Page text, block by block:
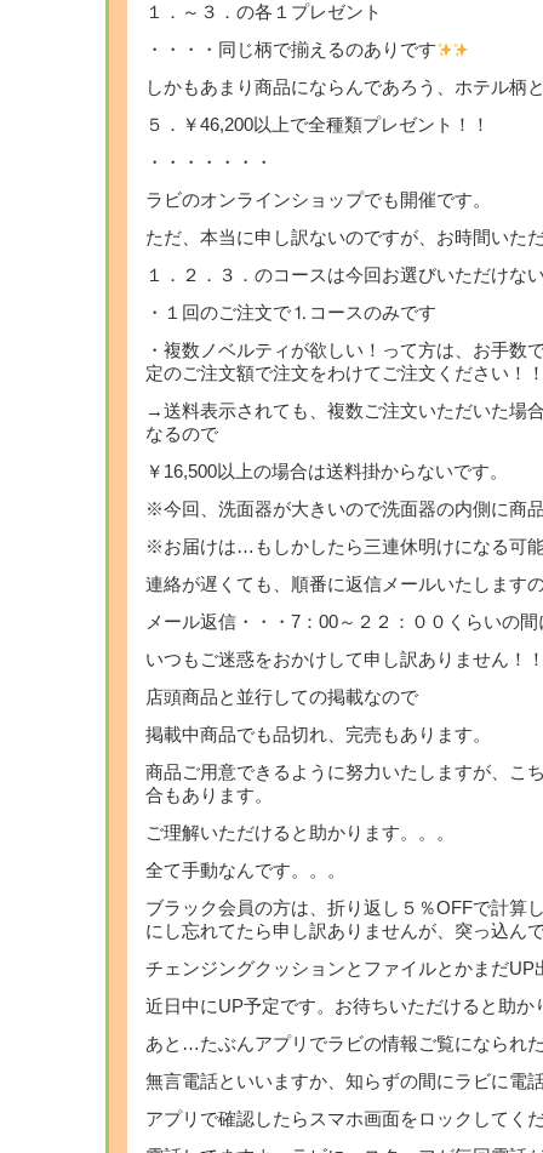
１．～３．の各１プレゼント
・・・・同じ柄で揃えるのありです
しかもあまり商品にならんであろう、ホテル柄
５．￥46,200以上で全種類プレゼント！！
・・・・・・・
ラビのオンラインショップでも開催です。
ただ、本当に申し訳ないのですが、お時間いた
１．２．３．のコースは今回お選びいただけな
・１回のご注文で⒈コースのみです
・複数ノベルティが欲しい！って方は、お手数
定のご注文額で注文をわけてご注文ください！
→送料表示されても、複数ご注文いただいた場
なるので
￥16,500以上の場合は送料掛からないです。
※今回、洗面器が大きいので洗面器の内側に商
※お届けは…もしかしたら三連休明けになる可
連絡が遅くても、順番に返信メールいたします
メール返信・・・7：00～２２：００くらいの
いつもご迷惑をおかけして申し訳ありません！
店頭商品と並行しての掲載なので
掲載中商品でも品切れ、完売もあります。
商品ご用意できるように努力いたしますが、こ
合もあります。
ご理解いただけると助かります。。。
全て手動なんです。。。
ブラック会員の方は、折り返し５％OFFで計算
にし忘れてたら申し訳ありませんが、突っ込ん
チェンジングクッションとファイルとかまだ
近日中にUP予定です。お待ちいただけると助か
あと…たぶんアプリでラビの情報ご覧になられ
無言電話といいますか、知らずの間にラビに電
アプリで確認したらスマホ画面をロックしてく